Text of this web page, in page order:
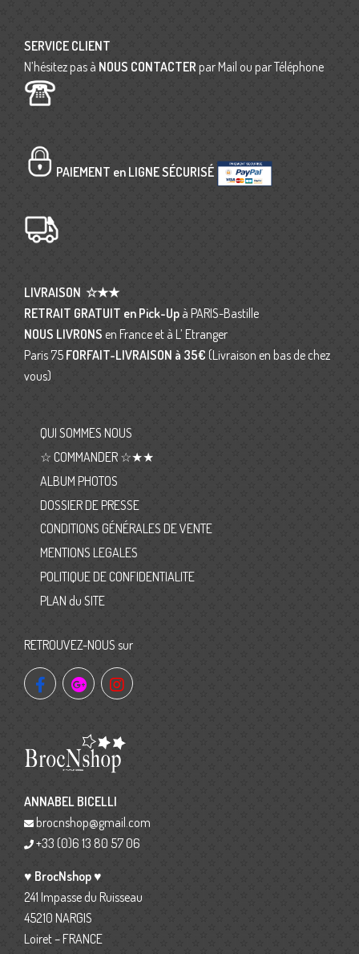
SERVICE CLIENT
N’hésitez pas à NOUS CONTACTER par Mail ou par Téléphone
PAIEMENT en LIGNE SÉCURISÉ
LIVRAISON ☆★★
RETRAIT GRATUIT en Pick-Up à PARIS-Bastille
NOUS LIVRONS en France et à L’ Etranger
Paris 75 FORFAIT-LIVRAISON à 35€ (Livraison en bas de chez
vous)
QUI SOMMES NOUS
☆ COMMANDER ☆★★
ALBUM PHOTOS
DOSSIER DE PRESSE
CONDITIONS GÉNÉRALES DE VENTE
MENTIONS LEGALES
POLITIQUE DE CONFIDENTIALITE
PLAN du SITE
RETROUVEZ-NOUS sur
ANNABEL BICELLI
brocnshop@gmail.com
+33 (0)6 13 80 57 06
♥ BrocNshop ♥
241 Impasse du Ruisseau
45210 NARGIS
Loiret – FRANCE